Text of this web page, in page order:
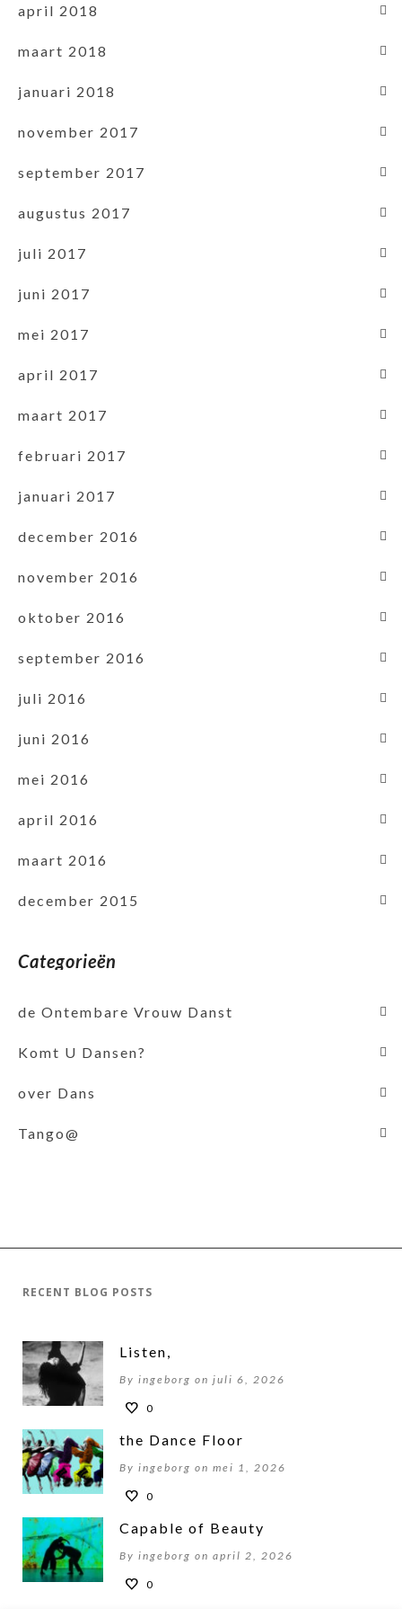
april 2018
maart 2018
januari 2018
november 2017
september 2017
augustus 2017
juli 2017
juni 2017
mei 2017
april 2017
maart 2017
februari 2017
januari 2017
december 2016
november 2016
oktober 2016
september 2016
juli 2016
juni 2016
mei 2016
april 2016
maart 2016
december 2015
Categorieën
de Ontembare Vrouw Danst
Komt U Dansen?
over Dans
Tango@
RECENT BLOG POSTS
Listen,
By ingeborg on juli 6, 2026
0
the Dance Floor
By ingeborg on mei 1, 2026
0
Capable of Beauty
By ingeborg on april 2, 2026
0